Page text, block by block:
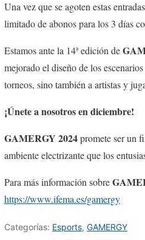
Una vez que se agoten estas
limitado de abonos para los 3 días
Estamos ante la 14ª edición de
mejorado el diseño de los
torneos, sino también a artistas y
¡Únete a nosotros en diciembre!
GAMERGY 2024promete ser un
ambiente electrizante que los
Para más información sobre
https://www.ifema.es/gamergy
Categorías: Esports, GAMERGY